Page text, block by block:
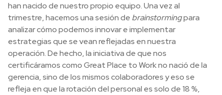
han nacido de nuestro propio equipo. Una vez al
trimestre, hacemos una sesión de brainstormingpara
analizar cómo podemos innovar e implementar
estrategias que se vean reflejadas en nuestra
operación. De hecho, la iniciativa de que nos
certificáramos como Great Place to Work no nació de la
gerencia, sino de los mismos colaboradores y eso se
refleja en que la rotación del personal es solo de 18 %,